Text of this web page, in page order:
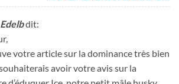
dit:
votre article sur la dominance très bien
avoir votre avis sur la